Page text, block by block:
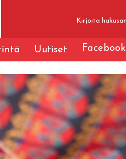
Uutiset Facebook